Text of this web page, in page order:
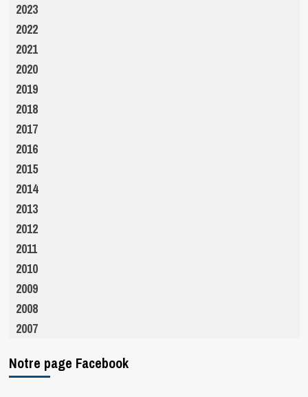
2023
2022
2021
2020
2019
2018
2017
2016
2015
2014
2013
2012
2011
2010
2009
2008
2007
Notre page Facebook